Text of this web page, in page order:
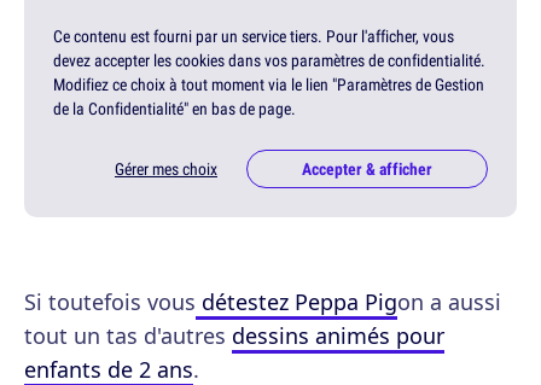
Ce contenu est fourni par un service tiers. Pour l'afficher, vous
devez accepter les cookies dans vos paramètres de confidentialité.
Modifiez ce choix à tout moment via le lien "Paramètres de Gestion
de la Confidentialité" en bas de page.
Gérer mes choix Accepter & afficher
Si toutefois vous détestez Peppa Pigon a aussi
tout un tas d'autres dessins animés pour
enfants de 2 ans.